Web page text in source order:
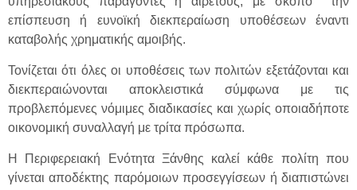
επίσπευση ή ευνοϊκή διεκπεραίωση υποθέσεων έναντι
καταβολής χρηματικής αμοιβής.
Τονίζεται ότι όλες οι υποθέσεις των πολιτών εξετάζονται και
διεκπεραιώνονται αποκλειστικά σύμφωνα με τις
προβλεπόμενες νόμιμες διαδικασίες και χωρίς οποιαδήποτε
οικονομική συναλλαγή με τρίτα πρόσωπα.
Η Περιφερειακή Ενότητα Ξάνθης καλεί κάθε πολίτη που
γίνεται αποδέκτης παρόμοιων προσεγγίσεων ή διαπιστώνει